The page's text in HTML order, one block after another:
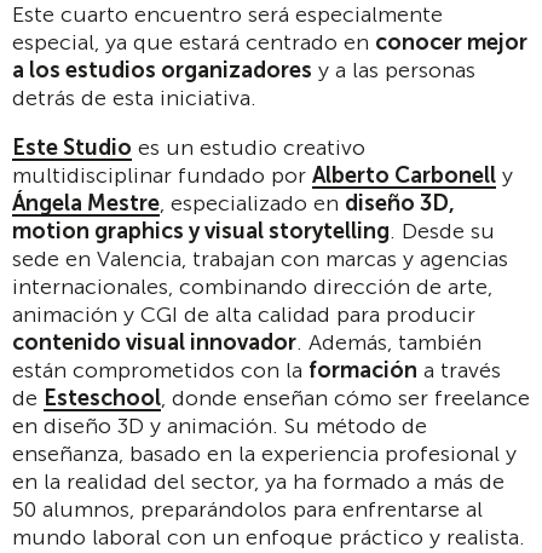
Este cuarto encuentro será especialmente
especial, ya que estará centrado en conocer mejor
a los estudios organizadores y a las personas
detrás de esta iniciativa.
Este Studio es un estudio creativo
multidisciplinar fundado por Alberto Carbonell y
Ángela Mestre, especializado en diseño 3D,
motion graphics y visual storytelling. Desde su
sede en Valencia, trabajan con marcas y agencias
internacionales, combinando dirección de arte,
animación y CGI de alta calidad para producir
contenido visual innovador. Además, también
están comprometidos con la formación a través
de Esteschool, donde enseñan cómo ser freelance
en diseño 3D y animación. Su método de
enseñanza, basado en la experiencia profesional y
en la realidad del sector, ya ha formado a más de
50 alumnos, preparándolos para enfrentarse al
mundo laboral con un enfoque práctico y realista.